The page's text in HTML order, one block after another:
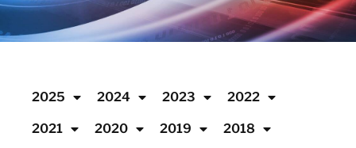
2025 2024 2023 2022
2021 2020 2019 2018